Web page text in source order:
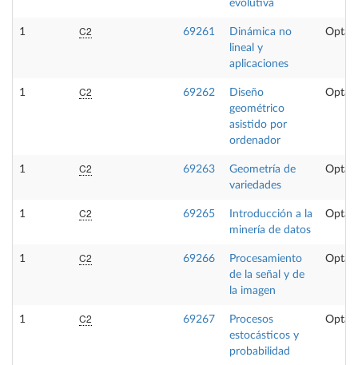
evolutiva
1 C2 69261
Dinámica no
lineal y
aplicaciones
1 C2 69262
Diseño
geométrico
asistido por
ordenador
1 C2 69263
Geometría de
variedades
1 C2 69265
Introducción a la
minería de datos
1 C2 69266
Procesamiento
de la señal y de
la imagen
1 C2 69267
Procesos
estocásticos y
probabilidad